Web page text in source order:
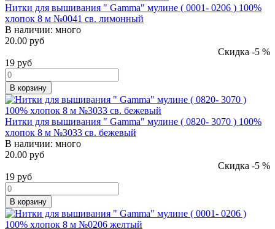
Нитки для вышивания " Gamma" мулине ( 0001- 0206 ) 100%
хлопок 8 м №0041 св. лимонный
В наличии: много
20.00 руб
Скидка -5 %
19 руб
В корзину
Нитки для вышивания " Gamma" мулине ( 0820- 3070 ) 100%
хлопок 8 м №3033 св. бежевый
В наличии: много
20.00 руб
Скидка -5 %
19 руб
В корзину